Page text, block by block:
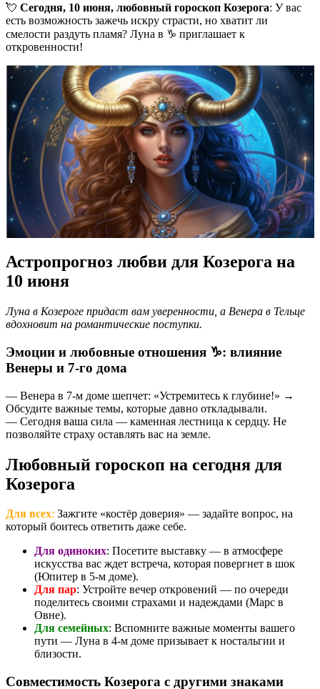
💘 Сегодня, 10 июня, любовный гороскоп Козерога: У вас
есть возможность зажечь искру страсти, но хватит ли
смелости раздуть пламя? Луна в ♑️ приглашает к
откровенности!
Астропрогноз любви для Козерога на
10 июня
Луна в Козероге придаст вам уверенности, а Венера в Тельце
вдохновит на романтические поступки.
Эмоции и любовные отношения ♑️: влияние
Венеры и 7-го дома
— Венера в 7-м доме шепчет: «Устремитесь к глубине!» →
Обсудите важные темы, которые давно откладывали.
— Сегодня ваша сила — каменная лестница к сердцу. Не
позволяйте страху оставлять вас на земле.
Любовный гороскоп на сегодня для
Козерога
Для всех: Зажгите «костёр доверия» — задайте вопрос, на
который боитесь ответить даже себе.
Для одиноких: Посетите выставку — в атмосфере
искусства вас ждет встреча, которая повергнет в шок
(Юпитер в 5-м доме).
Для пар: Устройте вечер откровений — по очереди
поделитесь своими страхами и надеждами (Марс в
Овне).
Для семейных: Вспомните важные моменты вашего
пути — Луна в 4-м доме призывает к ностальгии и
близости.
Совместимость Козерога с другими знаками